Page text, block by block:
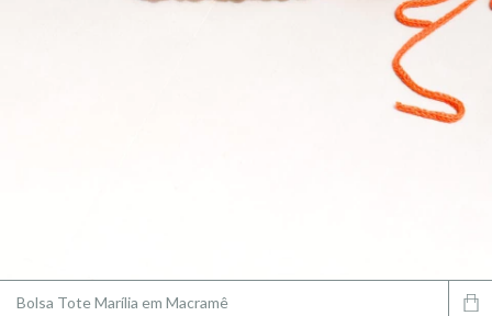
Bolsa Tote Marília em Macramê